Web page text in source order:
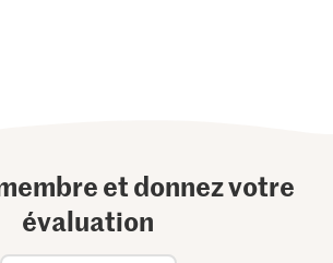
et donnez votre
évaluation